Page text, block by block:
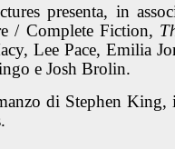
presenta, in
/ Complete Fiction,
Lee Pace, Emilia
e Josh Brolin.
di Stephen